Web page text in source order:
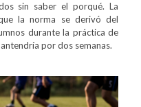
sin saber el porqué. La
la norma se derivó del
durante la práctica de
por dos semanas.